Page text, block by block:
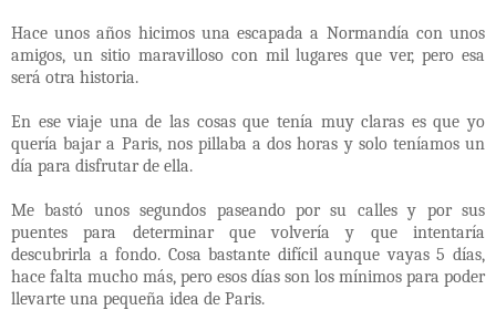
Hace unos años hicimos una escapada a Normandía con unos
amigos, un sitio maravilloso con mil lugares que ver, pero esa
será otra historia.
En ese viaje una de las cosas que tenía muy claras es que yo
quería bajar a Paris, nos pillaba a dos horas y solo teníamos un
día para disfrutar de ella.
Me bastó unos segundos paseando por su calles y por sus
puentes para determinar que volvería y que intentaría
descubrirla a fondo. Cosa bastante difícil aunque vayas 5 días,
hace falta mucho más, pero esos días son los mínimos para poder
llevarte una pequeña idea de Paris.